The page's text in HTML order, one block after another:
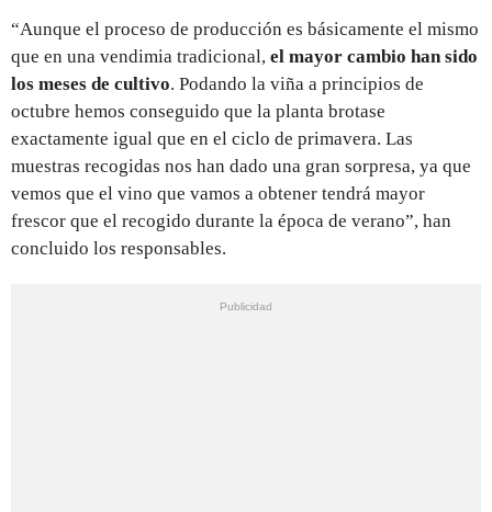
“Aunque el proceso de producción es básicamente el mismo
que en una vendimia tradicional, el mayor cambio han sido
los meses de cultivo. Podando la viña a principios de
octubre hemos conseguido que la planta brotase
exactamente igual que en el ciclo de primavera. Las
muestras recogidas nos han dado una gran sorpresa, ya que
vemos que el vino que vamos a obtener tendrá mayor
frescor que el recogido durante la época de verano”, han
concluido los responsables.